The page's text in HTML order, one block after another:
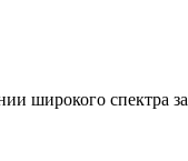
широкого спектра